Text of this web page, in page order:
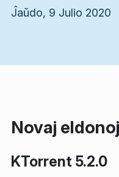
Ĵaŭdo, 9 Julio 2020
Novaj eldonoj
KTorrent 5.2.0